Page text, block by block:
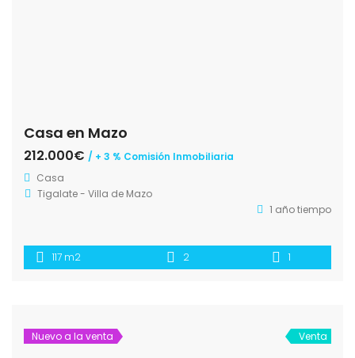
Casa en Mazo
212.000€ / + 3 % Comisión Inmobiliaria
Casa
Tigalate - Villa de Mazo
1 año tiempo
117 m2 2 1
Nuevo a la venta Venta